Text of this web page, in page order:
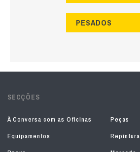
PESADOS
SECÇÕES
À Conversa com as Oficinas
Peças
Equipamentos
Repintura